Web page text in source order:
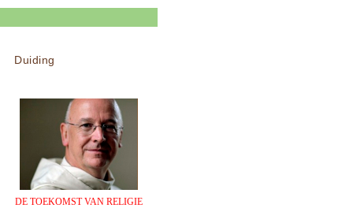
Duiding
DE TOEKOMST VAN RELIGIE